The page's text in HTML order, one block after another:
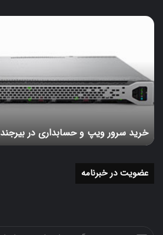
خرید
حسابداری
در
بیرجند
خرید سرور ویپ و حسابداری در بیرجند
عضویت در خبرنامه